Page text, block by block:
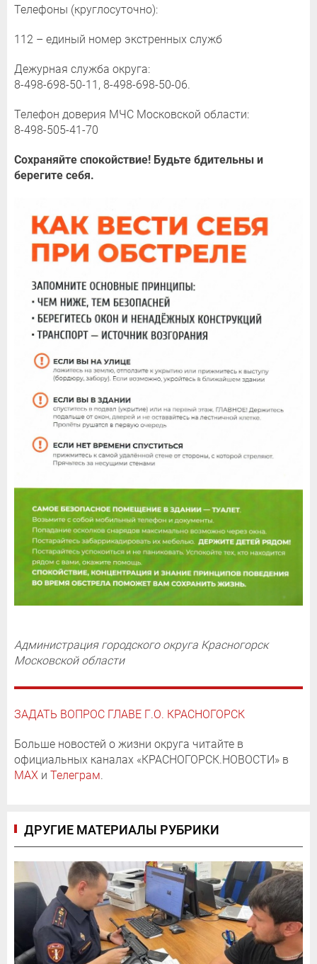
Телефоны (круглосуточно):
112 – единый номер экстренных служб
Дежурная служба округа:
8-498-698-50-11, 8-498-698-50-06.
Телефон доверия МЧС Московской области:
8-498-505-41-70
Сохраняйте спокойствие! Будьте бдительны и
берегите себя.
Администрация городского округа Красногорск
Московской области
ЗАДАТЬ ВОПРОС ГЛАВЕ Г.О. КРАСНОГОРСК
Больше новостей о жизни округа читайте в
официальных каналах «КРАСНОГОРСК.НОВОСТИ» в
MAX и Телеграм.
ДРУГИЕ МАТЕРИАЛЫ РУБРИКИ